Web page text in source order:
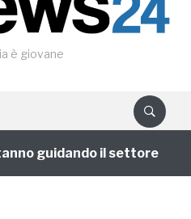
è giovane
guidando il settore